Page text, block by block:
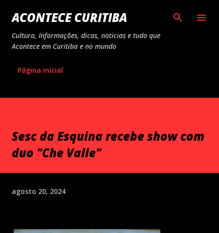
Pular para o conteúdo principal
ACONTECE CURITIBA
Cultura, Informações, dicas, noticias e tudo que
Acontece em Curitiba e no mundo
Página inicial
Sesc da Esquina recebe show com
duo "Che Valle"
agosto 20, 2024